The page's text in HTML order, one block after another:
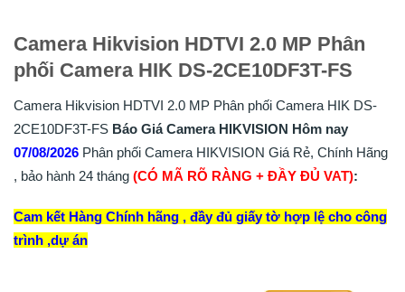
Camera Hikvision HDTVI 2.0 MP Phân
phối Camera HIK DS-2CE10DF3T-FS
Camera Hikvision HDTVI 2.0 MP Phân phối Camera HIK DS-
2CE10DF3T-FS Báo Giá Camera HIKVISION Hôm nay
07/08/2026 Phân phối Camera HIKVISION Giá Rẻ, Chính Hãng
, bảo hành 24 tháng (CÓ MÃ RÕ RÀNG + ĐẦY ĐỦ VAT):
Cam kết Hàng Chính hãng , đầy đủ giấy tờ hợp lệ cho công
trình ,dự án